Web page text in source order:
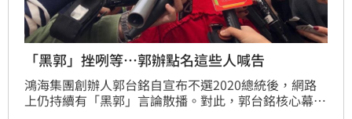
「黑郭」挫咧等…郭辦點名這些人喊告
鴻海集團創辦人郭台銘自宣布不選2020總統後，網路
上仍持續有「黑郭」言論散播。對此，郭台銘核心幕